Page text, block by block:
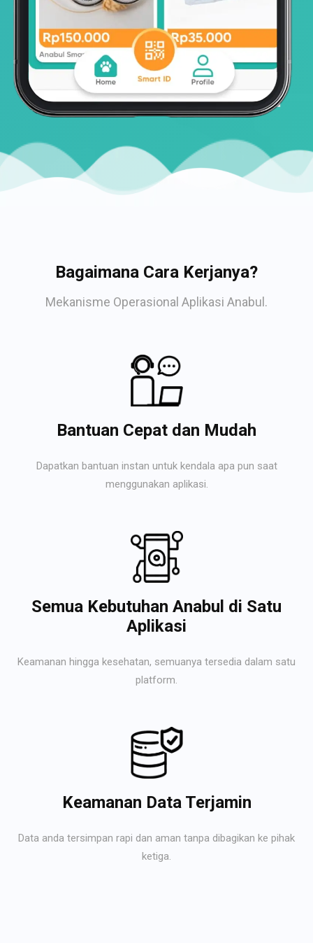
Bagaimana Cara Kerjanya?
Mekanisme Operasional Aplikasi Anabul.
Bantuan Cepat dan Mudah
Dapatkan bantuan instan untuk kendala apa pun saat
menggunakan aplikasi.
Semua Kebutuhan Anabul di Satu
Aplikasi
Keamanan hingga kesehatan, semuanya tersedia dalam satu
platform.
Keamanan Data Terjamin
Data anda tersimpan rapi dan aman tanpa dibagikan ke pihak
ketiga.